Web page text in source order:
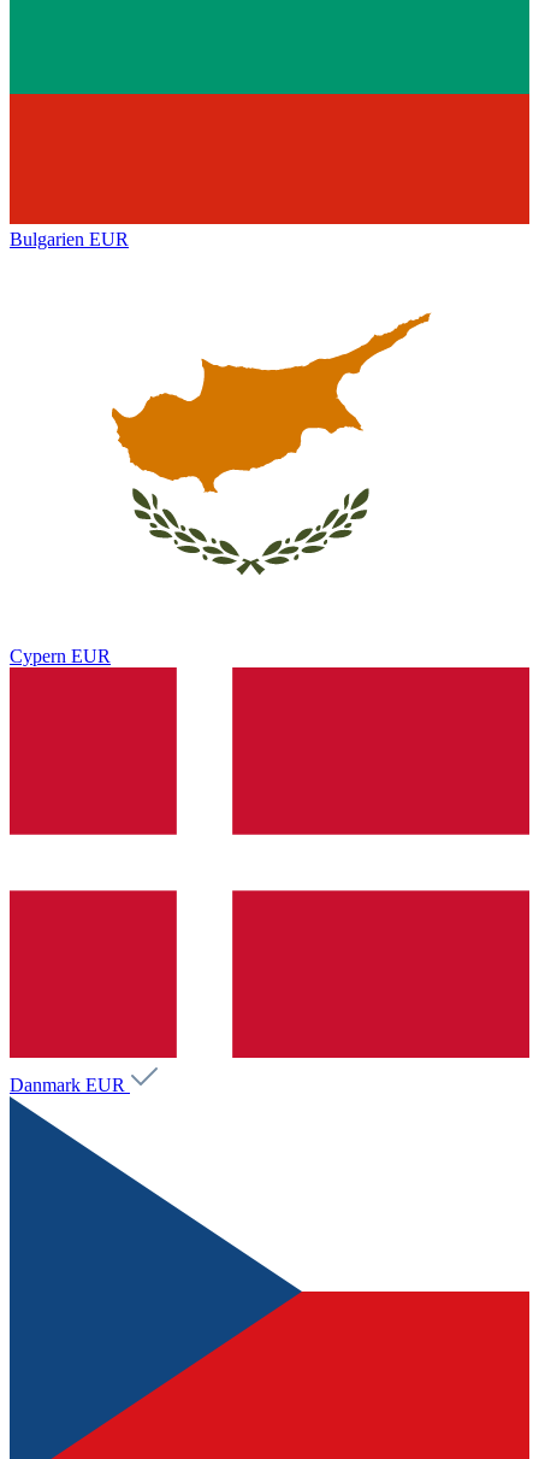
Bulgarien EUR
Cypern EUR
Danmark EUR